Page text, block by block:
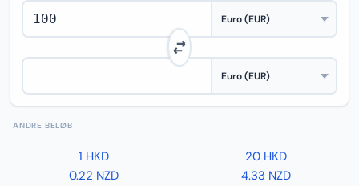
ANDRE BELØB
1 HKD
0.22 NZD
20 HKD
4.33 NZD